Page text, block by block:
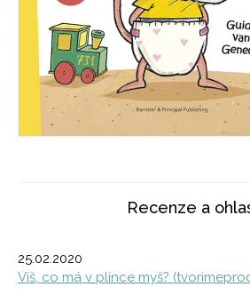
Recenze a
25.02.2020
Víš, co má v plínce myš?